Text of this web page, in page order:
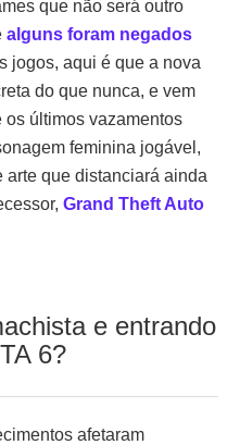
que não será outro
alguns foram negados
jogos, aqui é que a nova
do que nunca, e vem
os últimos vazamentos
feminina jogável,
que distanciará ainda
Grand Theft Auto
e entrando
6?
afetaram